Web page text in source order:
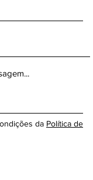
da Política de